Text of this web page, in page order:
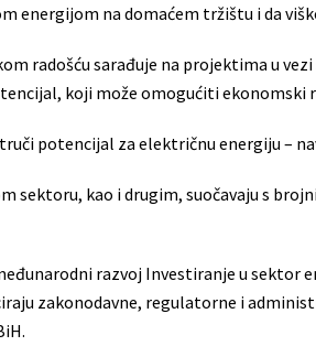
energijom na domaćem tržištu i da
radošću sarađuje na projektima u
koji može omogućiti ekonomski
potencijal za električnu energiju –
sektoru, kao i drugim, suočavaju s
razvoj Investiranje u sektor
zakonodavne, regulatorne i